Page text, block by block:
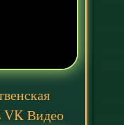
VK Видео